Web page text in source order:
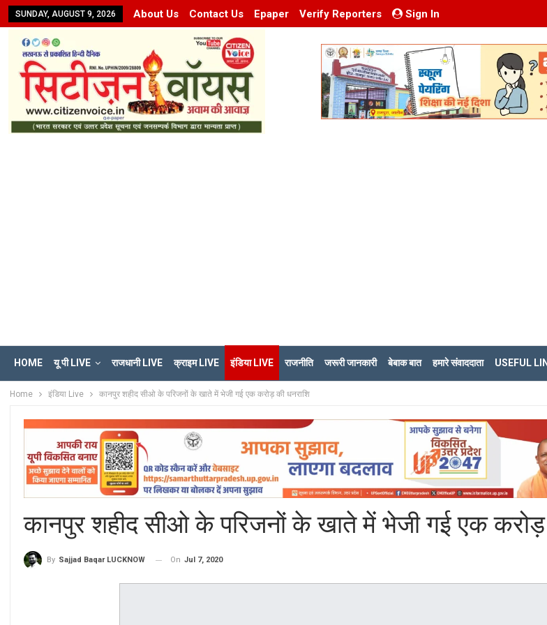
SUNDAY, AUGUST 9, 2026 About Us Contact Us Epaper Verify Reporters Sign In
HOME यू पी LIVE राजधानी LIVE क्राइम LIVE इंडिया LIVE राजनीति जरूरी जानकारी बेबाक बात हमारे संवाददाता USEFUL
Home इंडिया Live कानपुर शहीद सीओ के परिजनों के खाते में भेजी गई एक करोड़ की धनराशि
कानपुर शहीद सीओ के परिजनों के खाते में भेजी गई एक करोड़
By Sajjad Baqar LUCKNOW On Jul 7, 2020